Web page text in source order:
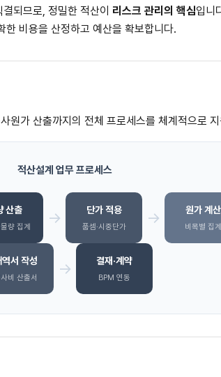
되므로, 정밀한 적산이 리스크 관리의 핵심입니
한 비용을 산정하고 예산을 확보합니다.
원가 산출까지의 전체 프로세스를 체계적으로
적산설계 업무 프로세스
산출
량 집계 → 단가 적용
품셈·시중단가 → 원가 계산
비목별 집계
역서 작성
비 산출서 → 결재·계약
BPM 연동